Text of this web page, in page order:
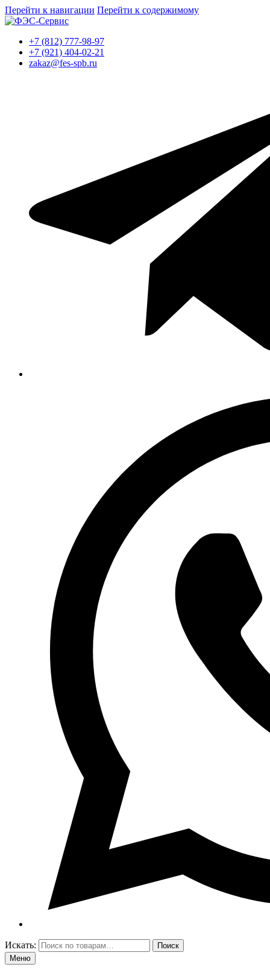
Перейти к навигации Перейти к содержимому
+7 (812) 777-98-97
+7 (921) 404-02-21
zakaz@fes-spb.ru
Искать:
Поиск
Меню